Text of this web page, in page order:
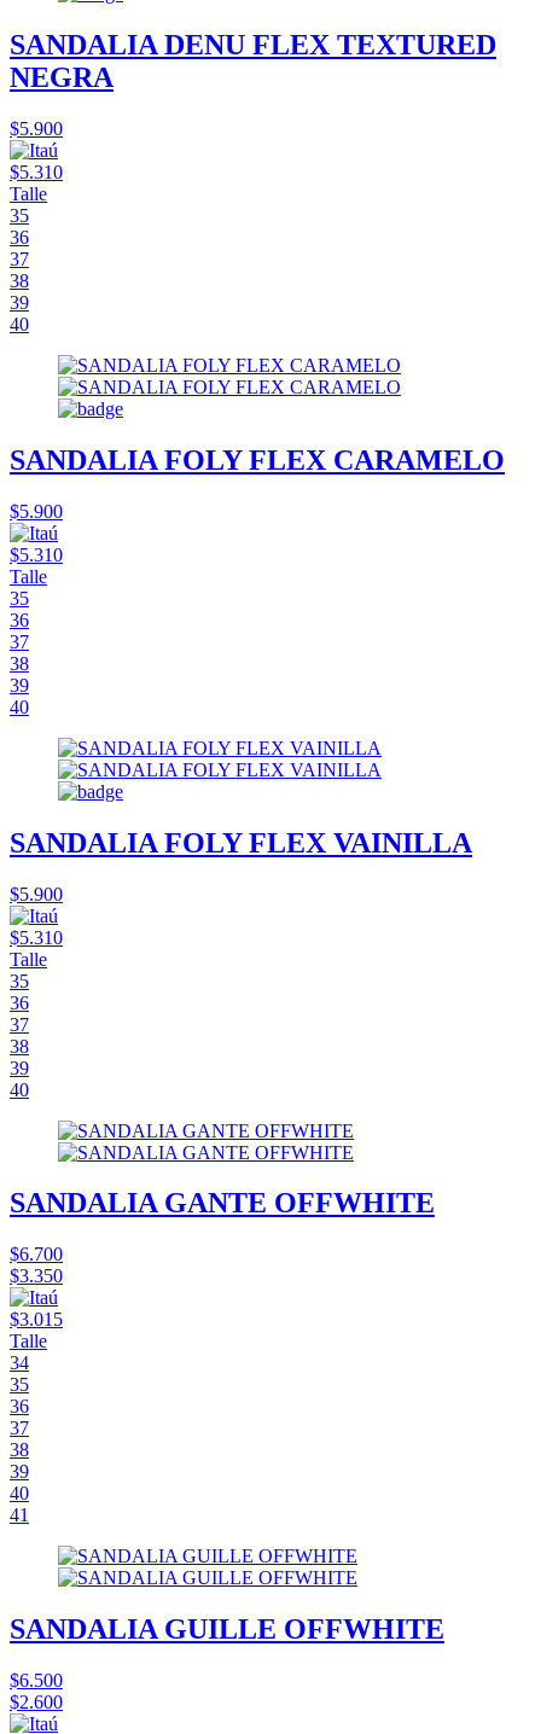
SANDALIA DENU FLEX TEXTURED
NEGRA
$5.900
$5.310
Talle
35
36
37
38
39
40
SANDALIA FOLY FLEX CARAMELO
$5.900
$5.310
Talle
35
36
37
38
39
40
SANDALIA FOLY FLEX VAINILLA
$5.900
$5.310
Talle
35
36
37
38
39
40
SANDALIA GANTE OFFWHITE
$6.700
$3.350
$3.015
Talle
34
35
36
37
38
39
40
41
SANDALIA GUILLE OFFWHITE
$6.500
$2.600